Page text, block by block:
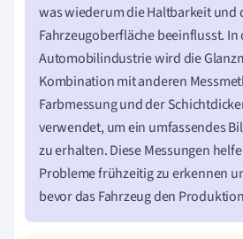
was wiederum die Haltbarkeit und
Fahrzeugoberfläche beeinflusst. In
Automobilindustrie wird die
Kombination mit anderen
Farbmessung und der
verwendet, um ein umfassendes
zu erhalten. Diese Messungen
Probleme frühzeitig zu erkennen
bevor das Fahrzeug den